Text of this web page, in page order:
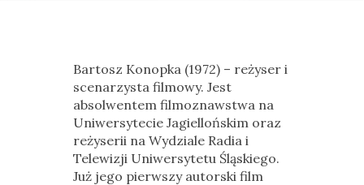
Bartosz Konopka (1972) – reżyser i
scenarzysta filmowy. Jest
absolwentem filmoznawstwa na
Uniwersytecie Jagiellońskim oraz
reżyserii na Wydziale Radia i
Telewizji Uniwersytetu Śląskiego.
Już jego pierwszy autorski film